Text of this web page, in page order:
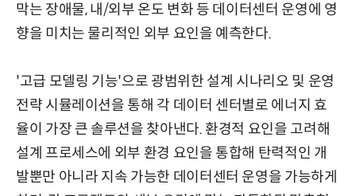
막는 장애물, 내/외부 온도 변화 등 데이터센터 운영에 영
향을 미치는 물리적인 외부 요인을 예측한다.
'고급 모델링 기능'으로 광범위한 설계 시나리오 및 운영
전략 시뮬레이션을 통해 각 데이터 센터별로 에너지 효
율이 가장 큰 솔루션을 찾아낸다. 환경적 요인을 고려해
설계 프로세스에 외부 환경 요인을 통합해 탄력적인 개
발뿐만 아니라 지속 가능한 데이터센터 운영을 가능하게